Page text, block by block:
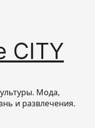
CITY
Мода,
и развлечения.